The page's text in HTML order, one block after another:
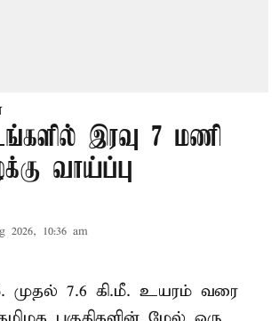
இரவு 7 மணி
வாய்ப்பு
2026, 10:36 am
முதல் 7.6 கி.மீ. உயரம் வரை